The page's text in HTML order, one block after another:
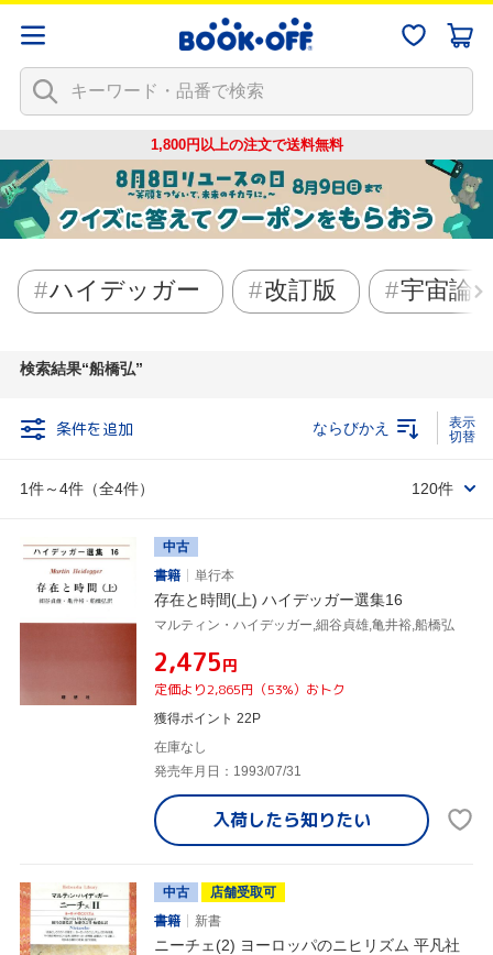
1,800円以上の注文で送料無料
ハイデッガー 改訂版 宇宙論
検索結果 船橋弘
条件を追加
1件～4件（全4件）
ならびかえ
120件
中古
書籍
単行本
存在と時間(上) ハイデッガー選集16
マルティン・ハイデッガー,細谷貞雄,亀井裕,船橋弘
¥2,475円
定価より2,865円（53%）おトク
獲得ポイント 22P
在庫なし
発売年月日：1993/07/31
入荷したら知りたい
中古
店舗受取可
書籍
新書
ニーチェ(2) ヨーロッパのニヒリズム 平凡社